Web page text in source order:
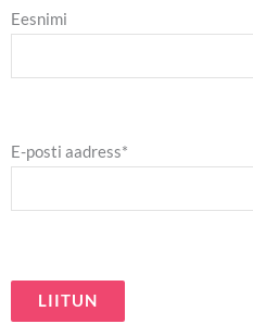
Eesnimi
E-posti aadress*